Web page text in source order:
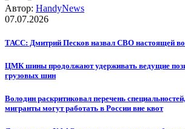
Автор: HandyNews
07.07.2026
ТАСС: Дмитрий Песков назвал СВО настоящей
ЦМК шины продолжают удерживать ведущие
грузовых шин
Володин раскритиковал перечень
мигранты могут работать в России вне квот